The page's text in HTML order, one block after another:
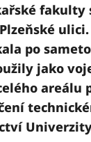
fakulty
po
jako
areálu